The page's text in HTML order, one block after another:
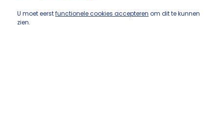
U moet eerstfunctionele cookies accepteren om dit te kunnen
zien.